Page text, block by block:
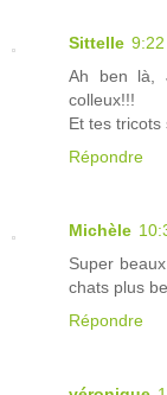
Sittelle 9:22
Ah ben là,
colleux!!!
Et tes tricots
Répondre
Michèle
Super
chats plus
Répondre